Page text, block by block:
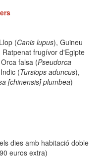
(Canis lupus), Guineu
Ratpenat frugívor d'Egipte
falsa (Pseudorca
(Tursiops aduncus),
[chinensis] plumbea)
dies amb habitació doble
euros extra)